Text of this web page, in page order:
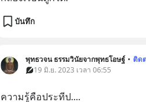
บันทึก
พุทธวจน ธรรมวินัยจากพุทธโอษฐ์ • ติด
19 มิ.ย. 2023 เวลา 06:55
ความรู้คือประทีป....